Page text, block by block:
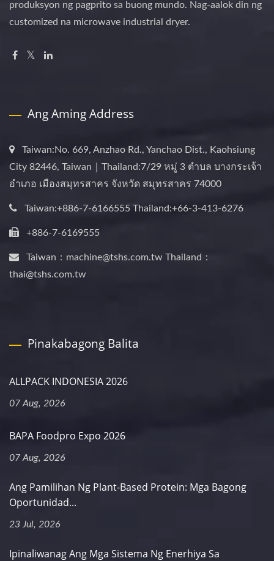
produksyon ng pagprito sa buong mundo. Nag-aalok din ng
customized na microwave industrial dryer.
Ang Aming Address
Taiwan:No. 669, Anzhao Rd., Yanchao Dist., Kaohsiung
City 82446, Taiwan｜Thailand:7/29 หมู่ 3 ตำบล บางกระเจ้า
อำเภอ เมืองสมุทรสาคร จังหวัด สมุทรสาคร 74000
Taiwan:+886-7-6166555 Thailand:+66-3-413-6276
+886-7-6169555
Taiwan：machine@tshs.com.tw Thailand：
thai@tshs.com.tw
Pinakabagong Balita
ALLPACK INDONESIA 2026
07 Aug, 2026
BAPA Foodpro Expo 2026
07 Aug, 2026
Ang Pamilihan Ng Plant-Based Protein: Mga Bagong
Oportunidad...
23 Jul, 2026
Ipinaliwanag Ang Mga Sistema Ng Enerhiya Sa